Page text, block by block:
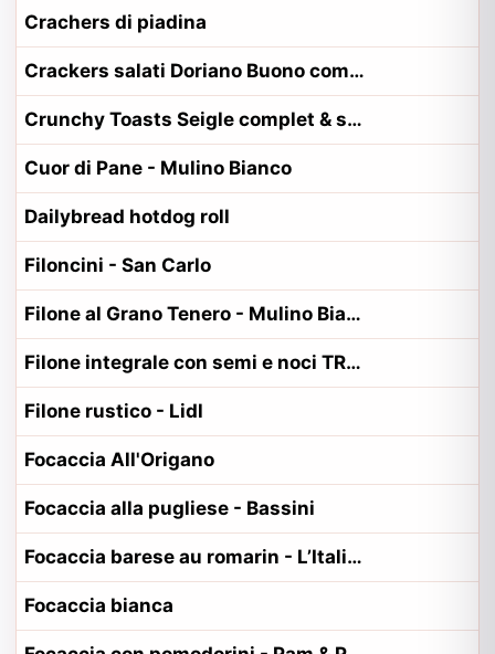
Crachers di piadina
Crackers salati Doriano Buono come il pane - - bauli, doria, doriano
Crunchy Toasts Seigle complet & sesame - Carrefour
Cuor di Pane - Mulino Bianco
Dailybread hotdog roll
Filoncini - San Carlo
Filone al Grano Tenero - Mulino Bianco
Filone integrale con semi e noci TRE MULINI
Filone rustico - Lidl
Focaccia All'Origano
Focaccia alla pugliese - Bassini
Focaccia barese au romarin - L’Italie des pizzas
Focaccia bianca